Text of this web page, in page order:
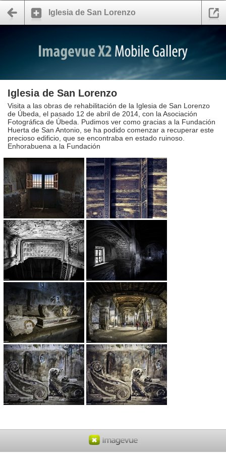
Iglesia de San Lorenzo
Iglesia de San Lorenzo
Visita a las obras de rehabilitación de la Iglesia de San Lorenzo
de Úbeda, el pasado 12 de abril de 2014, con la Asociación
Fotográfica de Úbeda. Pudimos ver como gracias a la Fundación
Huerta de San Antonio, se ha podido comenzar a recuperar este
precioso edificio, que se encontraba en estado ruinoso.
Enhorabuena a la Fundación